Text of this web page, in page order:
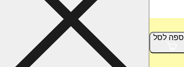
לסל